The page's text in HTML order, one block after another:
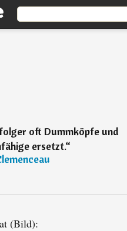
oft Dummköpfe und
ersetzt.“
(Bild):